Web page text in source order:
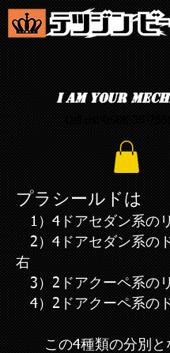
I am your
プラシールドは
1）4ドアセダン系の
2）4ドアセダン系の
右
3）2ドアクーペ系の
4）2ドアクーペ系の
この4種類の分別と